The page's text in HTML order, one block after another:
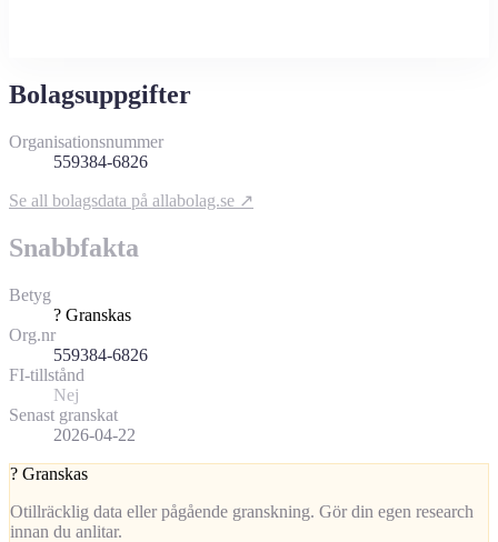
Bolagsuppgifter
Organisationsnummer
559384-6826
Se all bolagsdata på allabolag.se ↗
Snabbfakta
Betyg
? Granskas
Org.nr
559384-6826
FI-tillstånd
Nej
Senast granskat
2026-04-22
? Granskas
Otillräcklig data eller pågående granskning. Gör din egen research
innan du anlitar.